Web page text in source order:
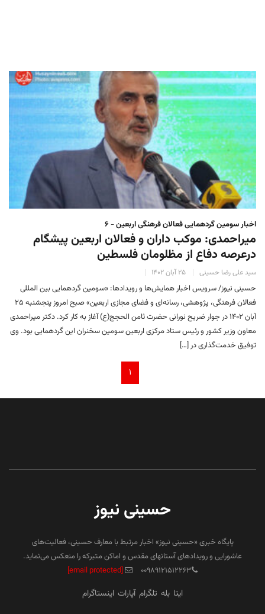
اخبار سومین گردهمایی فعالان فرهنگی اربعین - ۶
میراحمدی: موکب داران و فعالان اربعین پیشگام
درعرصه دفاع از مظلومان فلسطین
سید علی رضا حسینی ۲۵ آبان ۱۴۰۲
حسینی نیوز/ سرویس اخبار همایش‌ها و رویدادها: «سومین گردهمایی بین المللی
فعالان فرهنگی، پژوهشی، رسانه‌ای و فضای مجازی اربعین» صبح امروز پنجشنبه ۲۵
آبان ۱۴۰۲ در جوار ضریح نورانی حضرت ثامن الحجج(ع) آغاز به کار کرد. دکتر میراحمدی
معاون وزیر کشور و رئیس ستاد مرکزی اربعین سومین سخنران این گردهمایی بود. وی
توفیق خدمت‌گذاری در […]
۱
حسینی نیوز
پایگاه خبری «حسینی نیوز» اخبار مرتبط با معارف حسینی، فعالیت‌های
عاشورایی و رویدادهای آستانهای مقدس و اماکن متبرکه را منعکس می‌نماید.
۰۰۹۸۹۱۲۱۵۱۲۲۶۳
[email protected]
ایتا بله تلگرام آپارات اینستاگرام